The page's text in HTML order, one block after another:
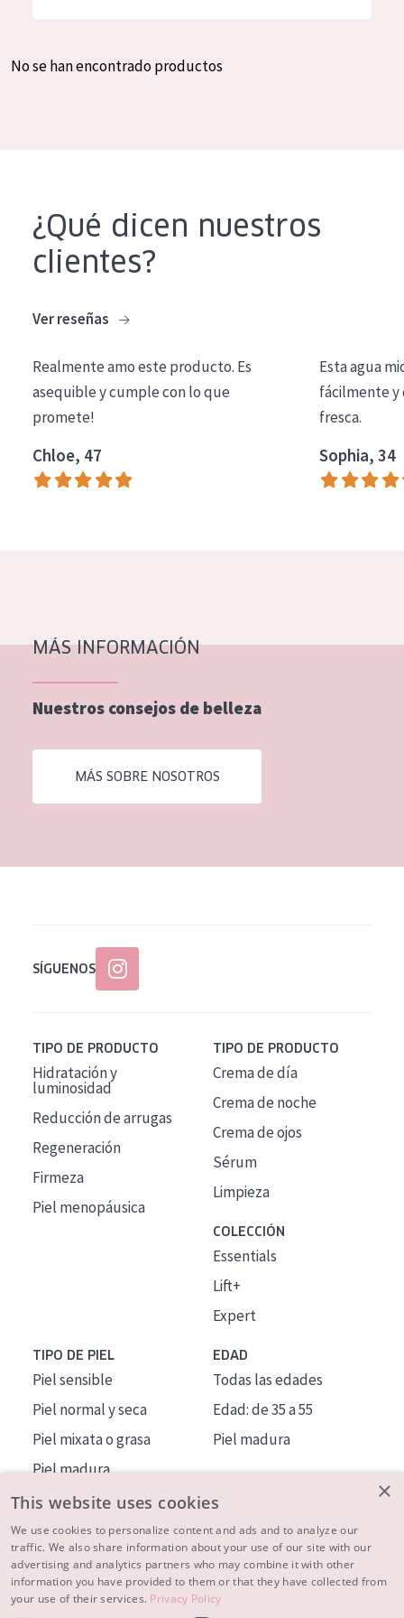
Crema de día
Crema de noche
Limpieza
COLECCIÓN
Essentials
Lift+
Piel normal y seca
Piel mixata o grasa
Piel madura
Piel expuesta al sol
Piel menopáusica
Todas las edades
Spanish
No se han encontrado productos
¿Qué dicen nuestros
clientes?
Ver reseñas
Realmente amo este producto. Es
asequible y cumple con lo que
promete!
Chloe, 47
Esta agua
fácilmente y
fresca.
Sophia, 34
MÁS INFORMACIÓN
Nuestros consejos de belleza
MÁS SOBRE NOSOTROS
SÍGUENOS
TIPO DE PRODUCTO
Hidratación y
luminosidad
Reducción de arrugas
Regeneración
Firmeza
Piel menopáusica
TIPO DE PRODUCTO
Crema de día
Crema de noche
Crema de ojos
Sérum
Limpieza
COLECCIÓN
Essentials
Lift+
Expert
TIPO DE PIEL
Piel sensible
Piel normal y seca
Piel mixata o grasa
Piel madura
Piel expuesta al sol
Piel menopáusica
EDAD
Todas las edades
Edad: de 35 a 55
Piel madura
MÁS SOBRE NOSOTROS
INSPIRACIÓN
×
This website uses cookies
We use cookies to personalize content and ads and to analyze our
traffic. We also share information about your use of our site with our
advertising and analytics partners who may combine it with other
information you have provided to them or that they have collected from
your use of their services. Privacy Policy